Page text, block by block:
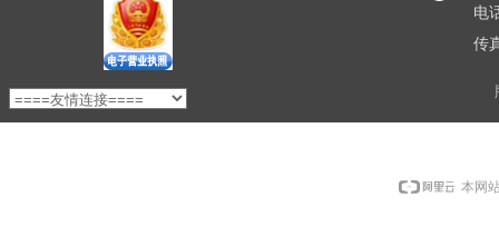
电
传
本网